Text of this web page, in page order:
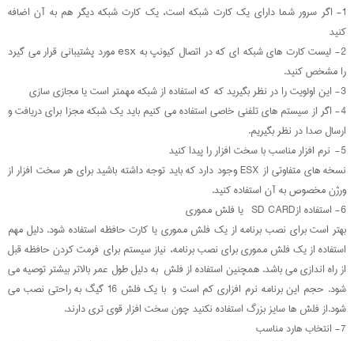
1- اگر سرور شما دارای یک کارت شبکه است، یک کارت شبکه دیگر هم به آن اضافه
کنید
2- لیست کارت های شبکه ای که در اتصال کیونپ به esx مورد پشتیبانی قرار می گیرد
را مشخص کنید.
3- این اولویت را در نظر بگیرید که که استفاده از شبکه مهمتر است یا مجازی سازی
4- اگر از سیستم های تلفنی خاصی استفاده می کنیم باید یک شبکه مجزا برای دریافت و
ارسال صدا در نظر بگیریم.
5- نرم افزار مناسب با سخت افزار را پیدا کنید
نسخه های متفاوتی از ESX وجود دارد که باید توجه داشته باشید برای هر سخت افزار از
ورژن مخصوص به آن استفاده کنید.
6- استفاده ازSD CARD یا فلش مموری
بهتر است برای نصب برنامه از یک فلش مموری یا کارت حافظه استفاده شود. دلیل مهم
استفاده از یک فلش مموری برای نصب برنامه، نیاز سیستم برای فرمت کردن حافظه قبل
از راه اندازی می باشد. همچنین استفاده از فلش به دلیل طول عمر بالاتر بیشتر توصیه می
شود. حجم این برنامه نرم افزاری کم است و با یک فلش 16 گیگ به راحتی نصب می
شود.از فلش ها سایز بزرگ استفاده نکنید چون سخت افزار قوی تری دارند.
7- انتخاب هارد مناسب